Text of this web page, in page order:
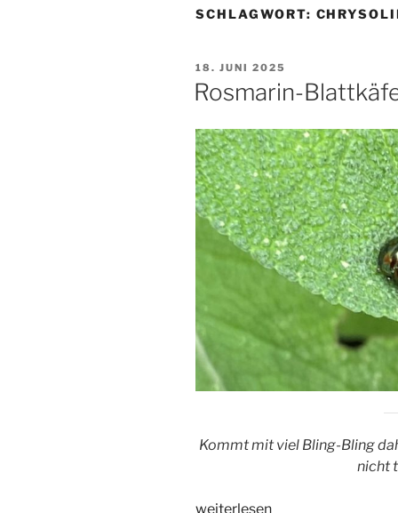
SCHLAGWORT:
VERÖFFENTLICHT
AM
18. JUNI 2025
Rosmarin-
Kommt mit viel Bling-Bling
nicht
„Rosmarin-
weiterlesen